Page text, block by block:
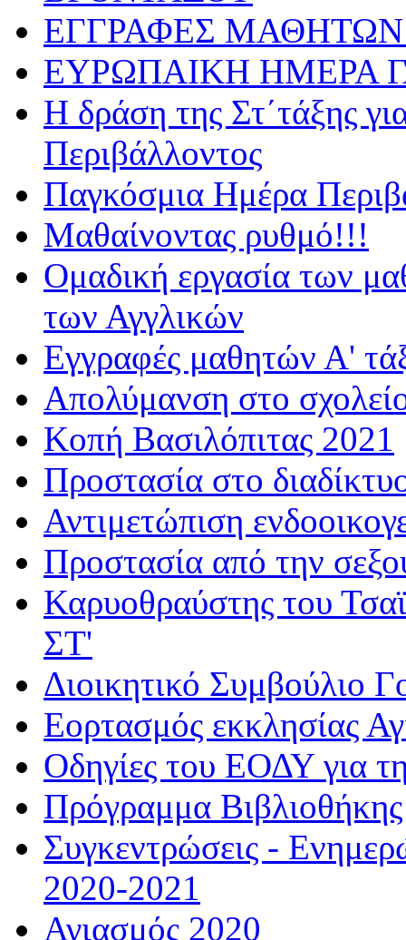
ΕΓΓΡΑΦΕΣ ΜΑΘΗΤΩΝ
ΕΥΡΩΠΑΙΚΗ ΗΜΕΡΑ
Η δράση της Στ΄τάξης
Περιβάλλοντος
Παγκόσμια Ημέρα
Μαθαίνοντας ρυθμό!!!
Ομαδική εργασία των
των Αγγλικών
Εγγραφές μαθητών Α'
Απολύμανση στο
Κοπή Βασιλόπιτας 2021
Προστασία στο
Αντιμετώπιση
Προστασία από την
Καρυοθραύστης του
ΣΤ'
Διοικητικό Συμβούλιο
Εορτασμός εκκλησίας
Οδηγίες του ΕΟΔΥ για
Πρόγραμμα
Συγκεντρώσεις -
2020-2021
Αγιασμός 2020